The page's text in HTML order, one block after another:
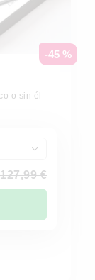
-45 %
o sin él
127,99 €